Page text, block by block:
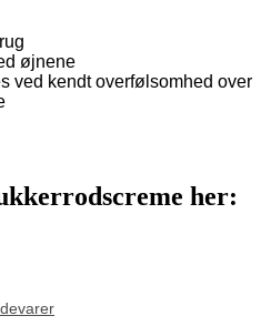
øjnene
ved kendt overfølsomhed over
her: